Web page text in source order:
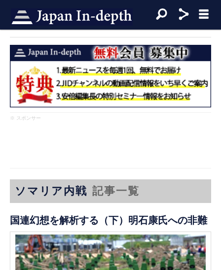
※ スポンサー
ソマリア内戦 記事一覧
国連幻想を解析する（下）明石康氏への非難